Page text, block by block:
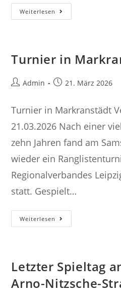
Weiterlesen Sparkassen
Kinder-
Landkreis
Leipzig
Turnier in
Beitrags-
Admin
Beitrag21. März 2026
Turnier in Markranstädt
21.03.2026 Nach einer
zehn Jahren fand am
wieder ein
Regionalverbandes
statt. Gespielt…
Weiterlesen Turnier
In
Letzter Spieltag
Arno-Nitzsche-